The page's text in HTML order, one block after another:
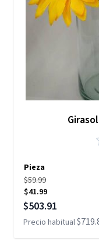
Pieza
$59.99
$41.99
Precio especial
$503.91
Precio habitual